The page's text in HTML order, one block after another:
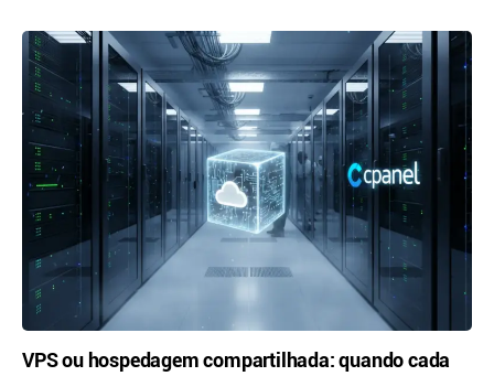
VPS ou hospedagem compartilhada: quando cada